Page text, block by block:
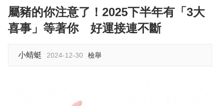
M
u
t
屬豬的你注意了！2025下半年有「3大
喜事」等著你 好運接連不斷
小蜻蜓 2024-12-30 檢舉